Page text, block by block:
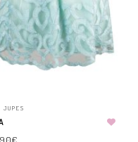
JUPES